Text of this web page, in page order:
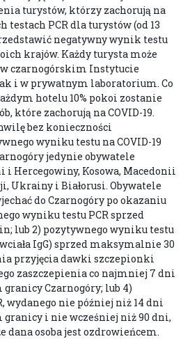
turystów, którzy zachorują na
testach PCR dla turystów (od 13
negatywny wynik testu
krajów. Każdy turysta może
czarnogórskim Instytucie
i w prywatnym laboratorium. Co
hotelu 10% pokoi zostanie
które zachorują na COVID-19.
bez konieczności
wyniku testu na COVID-19
jedynie obywatele
i Hercegowiny, Kosowa, Macedonii
Ukrainy i Białorusi. Obywatele
do Czarnogóry po okazaniu
wyniku testu PCR sprzed
lub 2) pozytywnego wyniku testu
IgG) sprzed maksymalnie 30
przyjęcia dawki szczepionki
zaszczepienia co najmniej 7 dni
Czarnogóry; lub 4)
wydanego nie później niż 14 dni
i nie wcześniej niż 90 dni,
dana osoba jest ozdrowieńcem.